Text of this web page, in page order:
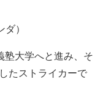
）
塾大学へと進み、そ
たストライカーで